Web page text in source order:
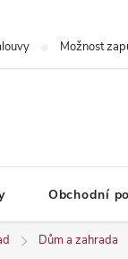
Možnost
Obchodní
Dům a zahrada